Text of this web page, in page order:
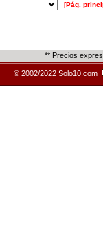
[Pág.
** Precios
© 2002/2022 Solo10.com